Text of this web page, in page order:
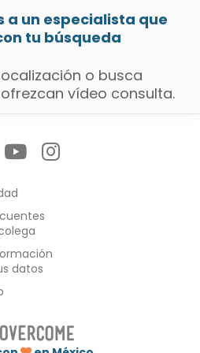
a un especialista que
tu búsqueda
o busca
vídeo consulta.
datos